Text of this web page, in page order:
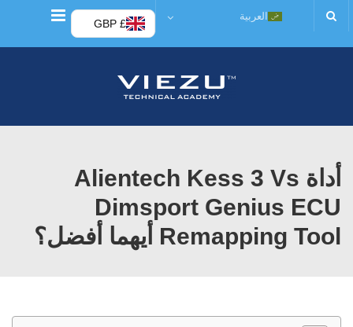
قائمة £ GBP
العربية
أداة Alientech Kess 3 Vs
Dimsport Genius ECU
Remapping Tool أيهما أفضل؟